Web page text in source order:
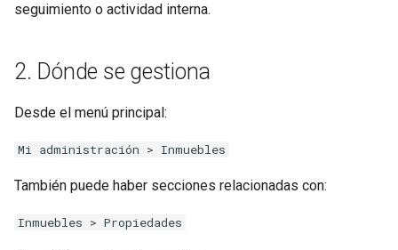
ú
q
u
e
seguimiento o actividad interna.
2. Dónde se gestiona
Desde el menú principal:
Mi administración > Inmuebles
También puede haber secciones relacionadas con:
Inmuebles > Propiedades